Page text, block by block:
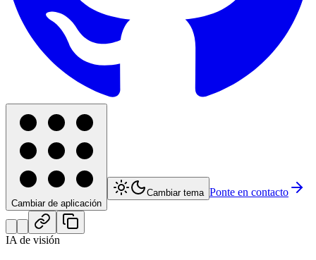
Cambiar de aplicación
Cambiar tema Ponte en contacto
IA de visión